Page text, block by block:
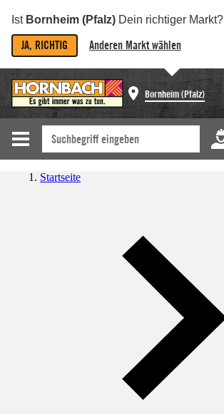
Ist Bornheim (Pfalz) Dein richtiger Markt?
JA, RICHTIG Anderen Markt wählen
Bornheim (Pfalz)
Startseite